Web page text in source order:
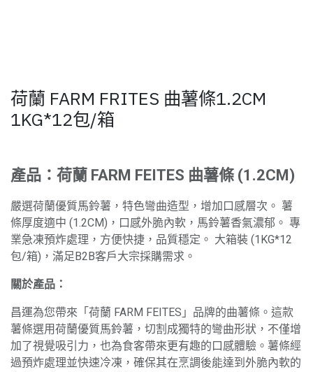
荷蘭 FARM FRITES 曲薯條1.2CM
1KG*12包/箱
產品：荷蘭 FARM FEITES 曲薯條 (1.2CM)
嚴選荷蘭優質馬鈴薯，特色彎曲造型，增加口感層次。 薯
條厚度適中 (1.2CM)，口感外脆內軟，馬鈴薯香氣濃郁。 專
業急凍預炸處理，方便快捷，品質穩定。 大箱裝 (1KG*12
包/箱)，滿足B2B客戶大宗採購需求。
關於產品：
昌運為您帶來「荷蘭 FARM FEITES」品牌的曲薯條。這款
薯條選用荷蘭優質馬鈴薯，切割成獨特的彎曲形狀，不僅增
加了視覺吸引力，也為食客帶來更有趣的口感體驗。薯條經
過預炸處理並快速冷凍，確保其在烹調後能達到外脆內軟的